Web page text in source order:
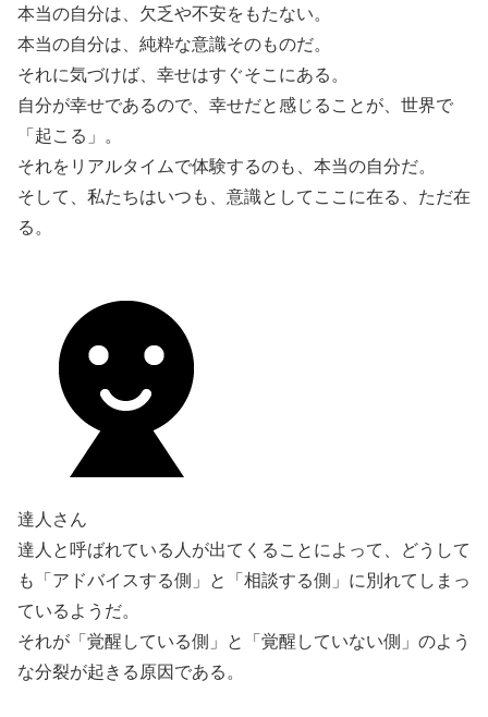
本当の自分は、欠乏や不安をもたない。
本当の自分は、純粋な意識そのものだ。
それに気づけば、幸せはすぐそこにある。
自分が幸せであるので、幸せだと感じることが、世界で
「起こる」。
それをリアルタイムで体験するのも、本当の自分だ。
そして、私たちはいつも、意識としてここに在る、ただ在
る。
達人さん
達人と呼ばれている人が出てくることによって、どうして
も「アドバイスする側」と「相談する側」に別れてしまっ
ているようだ。
それが「覚醒している側」と「覚醒していない側」のよう
な分裂が起きる原因である。